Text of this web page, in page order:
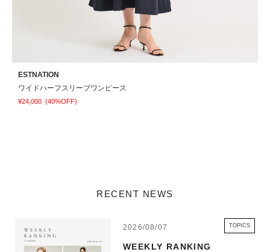
ESTNATION
ワイドハーフスリーブワンピース
¥24,000 (40%OFF)
RECENT NEWS
2026/08/07 TOPICS
WEEKLY RANKING